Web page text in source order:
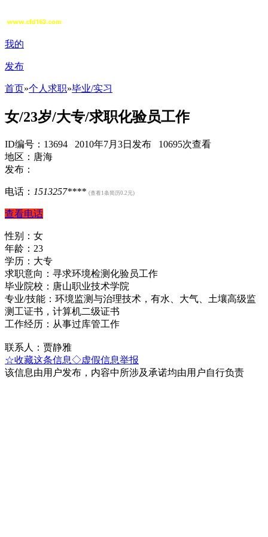
我的
发布
首页»个人求职»毕业/实习
女/23岁/大专/求职化验员工作
ID编号：13694 2010年7月3日发布 10695次查看
地区：唐海
发布：
电话： 1513257**** (查看1条简历0.2元)
查看电话
性别：女
年龄：23
学历：大专
求职意向：寻求环境检测化验员工作
毕业院校：唐山职业技术学院
专业/技能：环境监测与治理技术，有水、大气、土壤高级监
测工证书，计算机二级证书
工作经历：从事过库管工作
联系人：贾静雅
☆收藏这条信息◇虚假信息举报
该信息由用户发布，内容中所涉及承诺均由用户自行负责